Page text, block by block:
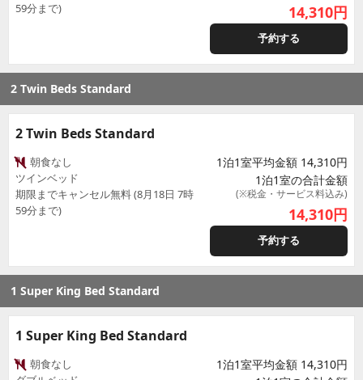
59分まで)
14,310円
予約する
2 Twin Beds Standard
2 Twin Beds Standard
朝食なし
ツインベッド
期限までキャンセル無料 (8月18日 7時
59分まで)
1泊1室平均金額 14,310円
1泊1室の合計金額
(※税金・サービス料込み)
14,310円
予約する
1 Super King Bed Standard
1 Super King Bed Standard
朝食なし
1泊1室平均金額 14,310円